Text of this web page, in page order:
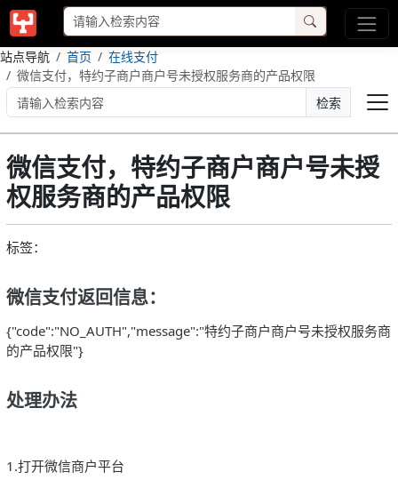
站点导航 首页
在线支付
微信支付，特约子商户商户号未授权服务商的产品权限
检索
微信支付，特约子商户商户号未授
权服务商的产品权限
标签：
微信支付返回信息：
{"code":"NO_AUTH","message":"特约子商户商户号未授权服务商
的产品权限"}
处理办法
1.打开微信商户平台